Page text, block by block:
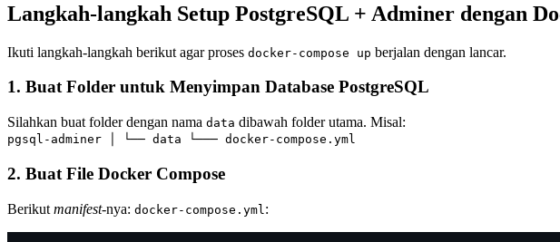
Langkah-langkah Setup PostgreSQL + Adminer dengan
Ikuti langkah-langkah berikut agar proses docker-compose up berjalan dengan lancar.
1. Buat Folder untuk Menyimpan Database PostgreSQL
Silahkan buat folder dengan nama data dibawah folder utama. Misal:
pgsql-adminer │ └── data └─── docker-compose.yml
2. Buat File Docker Compose
Berikut manifest-nya: docker-compose.yml :